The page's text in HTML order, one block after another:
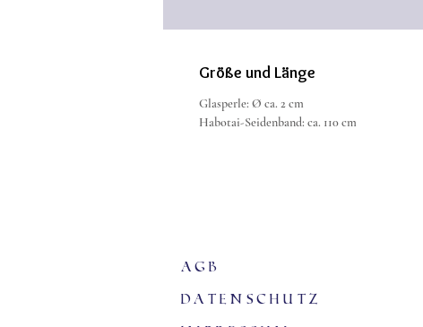
Größe und Länge
Glasperle: Ø ca. 2 cm
Habotai-Seidenband: ca. 110 cm
agb
Datenschutz